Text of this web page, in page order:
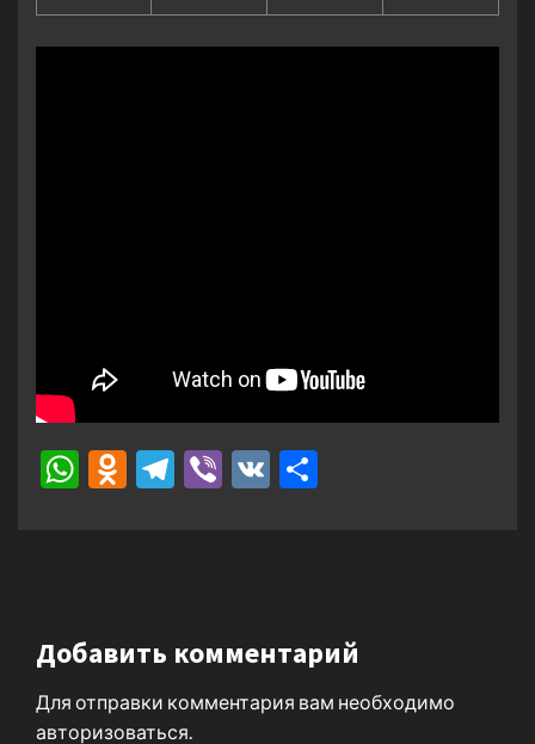
WhatsApp
Odnoklassniki
Telegram
Viber
VK
Добавить комментарий
Для отправки комментария вам необходимо
авторизоваться